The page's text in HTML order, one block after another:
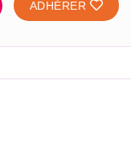
ADHÉRER